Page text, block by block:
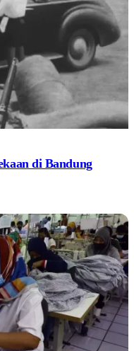
di Bandung